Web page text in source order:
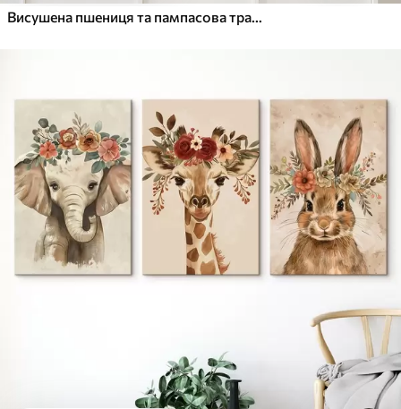
Висушена пшениця та пампасова трава різних відтінків бежевого та коричневого кольорів